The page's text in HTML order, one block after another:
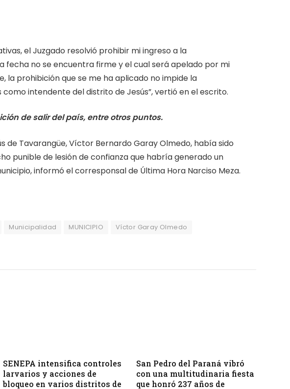
el Juzgado resolvió prohibir mi ingreso a la
fecha no se encuentra firme y el cual será apelado por mi
la prohibición que se me ha aplicado no impide la
intendente del distrito de Jesús”, vertió en el escrito.
de salir del país, entre otros puntos.
de Tavarangüe, Víctor Bernardo Garay Olmedo, había sido
punible de lesión de confianza que habría generado un
informó el corresponsal de Última Hora Narciso Meza.
Municipalidad MUNICIPIO Víctor Garay Olmedo
SENEPA intensifica controles
larvarios y acciones de
bloqueo en varios distritos de
San Pedro del Paraná vibró
con una multitudinaria fiesta
que honró 237 años de